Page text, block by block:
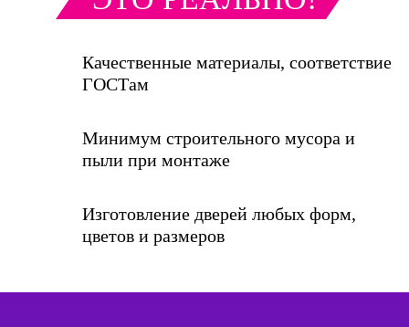
Качественные материалы, соответствие
ГОСТам
Минимум строительного мусора и
пыли при монтаже
Изготовление дверей любых форм,
цветов и размеров